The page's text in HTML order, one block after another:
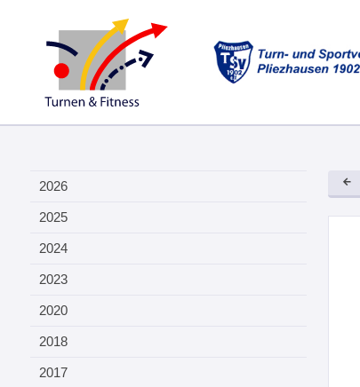
2026
2025
2024
2023
2020
2018
2017